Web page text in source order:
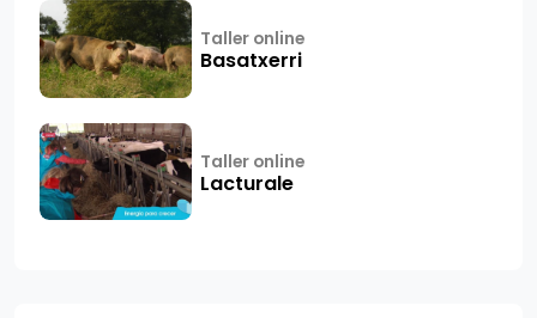
Taller online
Basatxerri
Taller online
Lacturale